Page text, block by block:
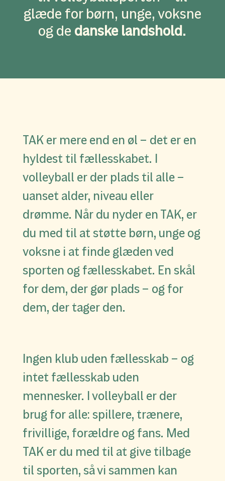
glæde for børn, unge, voksne
og de danske landshold.
TAK er mere end en øl – det er en
hyldest til fællesskabet. I
volleyball er der plads til alle –
uanset alder, niveau eller
drømme. Når du nyder en TAK, er
du med til at støtte børn, unge og
voksne i at finde glæden ved
sporten og fællesskabet. En skål
for dem, der gør plads – og for
dem, der tager den.
Ingen klub uden fællesskab – og
intet fællesskab uden
mennesker. I volleyball er der
brug for alle: spillere, trænere,
frivillige, forældre og fans. Med
TAK er du med til at give tilbage
til sporten, så vi sammen kan